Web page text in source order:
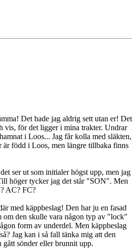
Det hade jag aldrig sett utan er! Det
vis, för det ligger i mina trakter. Undrar
i Loos... Jag får kolla med släkten,
är född i Loos, men längre tillbaka finns
ser ut som initialer högst upp, men jag
höger tycker jag det står "SON". Men
AC? FC?
med käppbeslag! Den har ju en fasad
om den skulle vara någon typ av "lock"
form av underdel. Men käppbeslag
Jag kan i så fall tänka mig att den
gått sönder eller brunnit upp.